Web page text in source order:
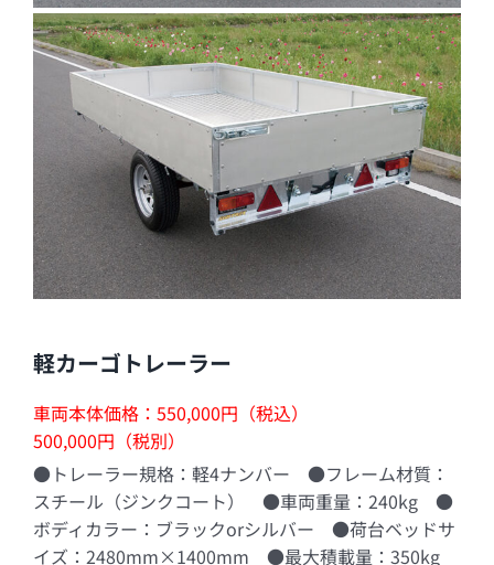
軽カーゴトレーラー
車両本体価格：550,000円（税込）
500,000円（税別）
●トレーラー規格：軽4ナンバー ●フレーム材質：
スチール（ジンクコート） ●車両重量：240kg ●
ボディカラー：ブラックorシルバー ●荷台ベッドサ
イズ：2480mm×1400mm ●最大積載量：350kg